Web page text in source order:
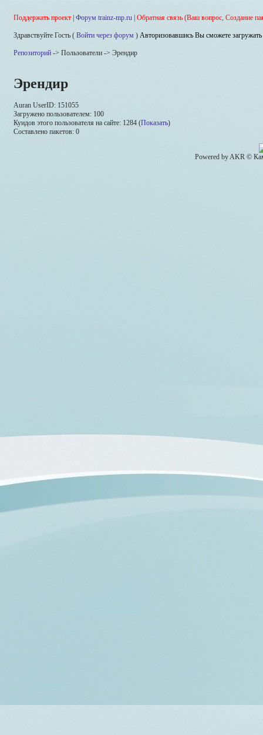
Поддержать проект Форум trainz-mp.ru Обратная связь (Ваш вопрос, Создание
Здравствуйте Гость ( Войти через форум ) Авторизовавшись Вы сможете
Репозиторий -> Пользователи -> Эрендир
Эрендир
Auran UserID: 151055
Загружено пользователем: 100
Куидов этого пользователя на сайте: 1284 (Показать)
Составлено пакетов: 0
Powered by AKR ©